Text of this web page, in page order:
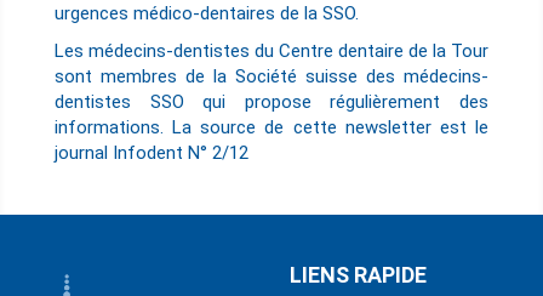
urgences médico-dentaires de la SSO.
Les médecins-dentistes du Centre dentaire de la Tour
sont membres de la Société suisse des médecins-
dentistes SSO qui propose régulièrement des
informations. La source de cette newsletter est le
journal Infodent N° 2/12
LIENS RAPIDE